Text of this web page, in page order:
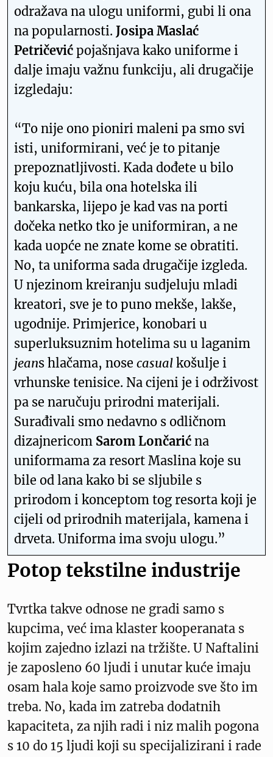
odražava na ulogu uniformi, gubi li ona
na popularnosti. Josipa Maslać
Petričević pojašnjava kako uniforme i
dalje imaju važnu funkciju, ali drugačije
izgledaju:
“To nije ono pioniri maleni pa smo svi
isti, uniformirani, već je to pitanje
prepoznatljivosti. Kada dođete u bilo
koju kuću, bila ona hotelska ili
bankarska, lijepo je kad vas na porti
dočeka netko tko je uniformiran, a ne
kada uopće ne znate kome se obratiti.
No, ta uniforma sada drugačije izgleda.
U njezinom kreiranju sudjeluju mladi
kreatori, sve je to puno mekše, lakše,
ugodnije. Primjerice, konobari u
superluksuznim hotelima su u laganim
jeans hlačama, nose casual košulje i
vrhunske tenisice. Na cijeni je i održivost
pa se naručuju prirodni materijali.
Surađivali smo nedavno s odličnom
dizajnericom Sarom Lončarić na
uniformama za resort Maslina koje su
bile od lana kako bi se sljubile s
prirodom i konceptom tog resorta koji je
cijeli od prirodnih materijala, kamena i
drveta. Uniforma ima svoju ulogu.”
Potop tekstilne industrije
Tvrtka takve odnose ne gradi samo s
kupcima, već ima klaster kooperanata s
kojim zajedno izlazi na tržište. U Naftalini
je zaposleno 60 ljudi i unutar kuće imaju
osam hala koje samo proizvode sve što im
treba. No, kada im zatreba dodatnih
kapaciteta, za njih radi i niz malih pogona
s 10 do 15 ljudi koji su specijalizirani i rade